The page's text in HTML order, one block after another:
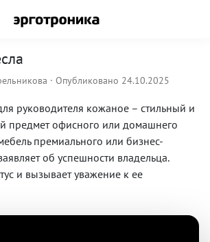
· Опубликовано 24.10.2025
руководителя кожаное – стильный и
предмет офисного или домашнего
премиального или бизнес-
об успешности владельца.
и вызывает уважение к ее